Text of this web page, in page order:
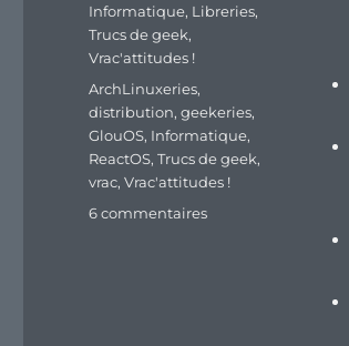
Informatique, Libreries,
Trucs de geek,
Vrac'attitudes !
Étiquettes
ArchLinuxeries,
distribution,geekeries,
GlouOS, Informatique,
ReactOS,Trucs de geek,
vrac,Vrac'attitudes !
6 commentairessur